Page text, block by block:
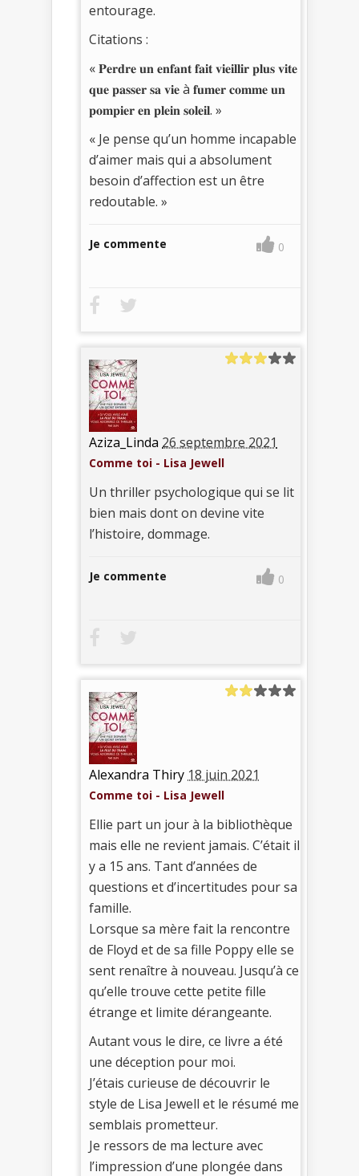
entourage.
Citations :
« 𝐏𝐞𝐫𝐝𝐫𝐞 𝐮𝐧 𝐞𝐧𝐟𝐚𝐧𝐭 𝐟𝐚𝐢𝐭 𝐯𝐢𝐞𝐢𝐥𝐥𝐢𝐫 𝐩𝐥𝐮𝐬 𝐯𝐢𝐭𝐞
𝐪𝐮𝐞 𝐩𝐚𝐬𝐬𝐞𝐫 𝐬𝐚 𝐯𝐢𝐞 à 𝐟𝐮𝐦𝐞𝐫 𝐜𝐨𝐦𝐦𝐞 𝐮𝐧
𝐩𝐨𝐦𝐩𝐢𝐞𝐫 𝐞𝐧 𝐩𝐥𝐞𝐢𝐧 𝐬𝐨𝐥𝐞𝐢𝐥. »
« Je pense qu’un homme incapable
d’aimer mais qui a absolument
besoin d’affection est un être
redoutable. »
Je commente 0
Aziza_Linda 26 septembre 2021
Comme toi - Lisa Jewell
Un thriller psychologique qui se lit
bien mais dont on devine vite
l’histoire, dommage.
Je commente 0
Alexandra Thiry 18 juin 2021
Comme toi - Lisa Jewell
Ellie part un jour à la bibliothèque
mais elle ne revient jamais. C’était il
y a 15 ans. Tant d’années de
questions et d’incertitudes pour sa
famille.
Lorsque sa mère fait la rencontre
de Floyd et de sa fille Poppy elle se
sent renaître à nouveau. Jusqu’à ce
qu’elle trouve cette petite fille
étrange et limite dérangeante.
Autant vous le dire, ce livre a été
une déception pour moi.
J’étais curieuse de découvrir le
style de Lisa Jewell et le résumé me
semblais prometteur.
Je ressors de ma lecture avec
l’impression d’une plongée dans